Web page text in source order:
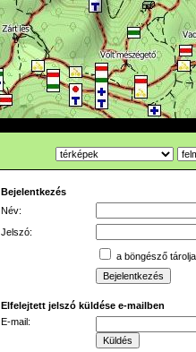
Bejelentkezés
Név:
Jelszó:
a böngésző
Elfelejtett jelszó küldése e-mailben
E-mail: